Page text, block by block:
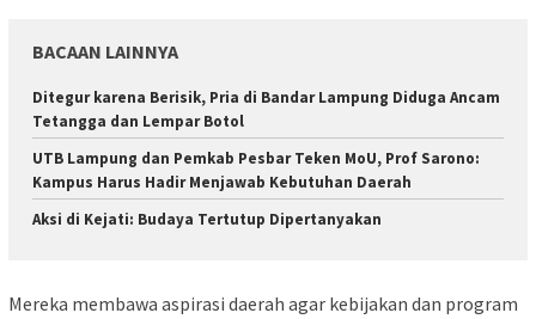
BACAAN LAINNYA
Ditegur karena Berisik, Pria di Bandar Lampung Diduga Ancam
Tetangga dan Lempar Botol
UTB Lampung dan Pemkab Pesbar Teken MoU, Prof Sarono:
Kampus Harus Hadir Menjawab Kebutuhan Daerah
Aksi di Kejati: Budaya Tertutup Dipertanyakan
Mereka membawa aspirasi daerah agar kebijakan dan program